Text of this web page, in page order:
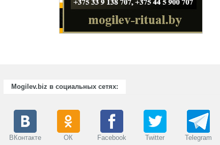
Mogilev.biz в социальных сетях:
ВКонтакте ОК Facebook Twitter Telegram